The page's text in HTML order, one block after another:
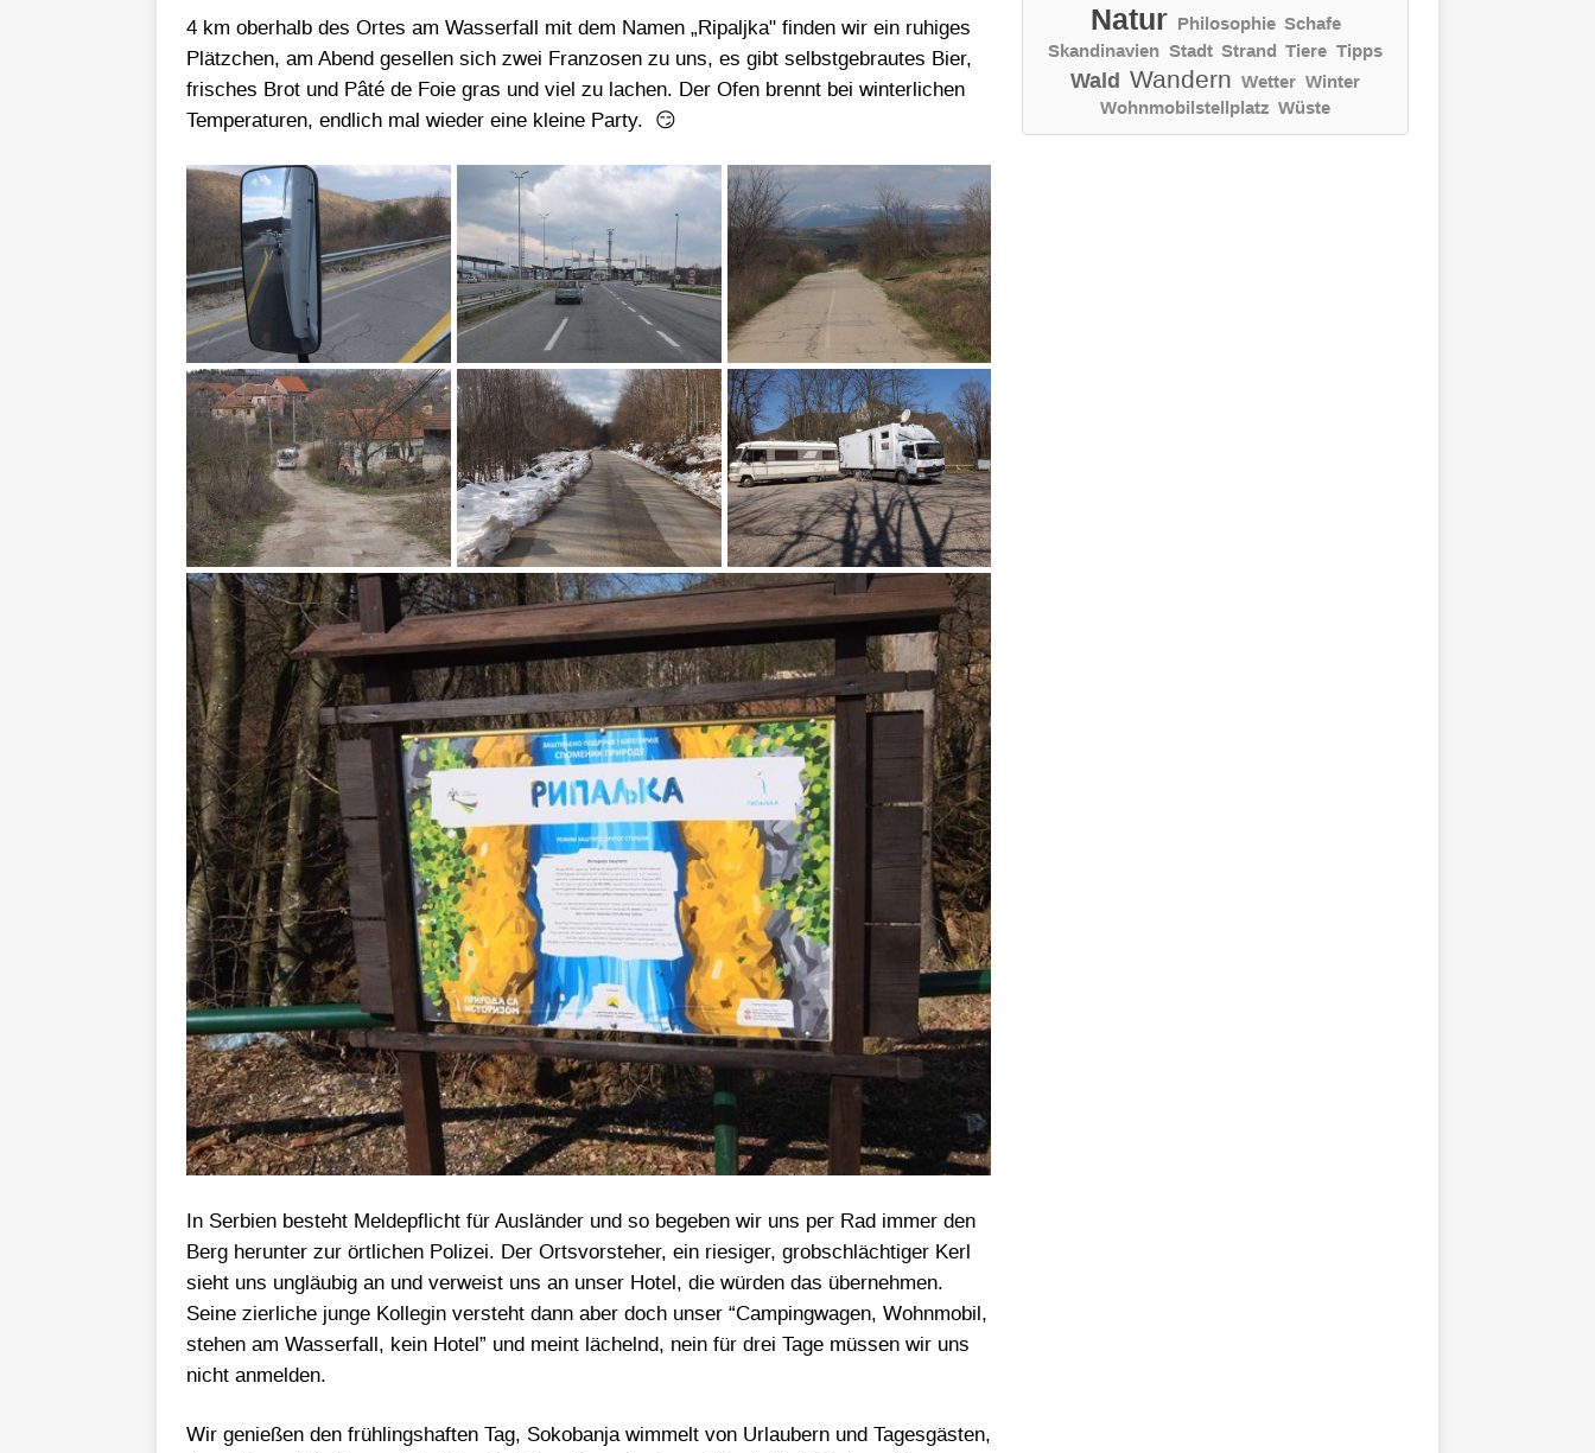
4 km oberhalb des Ortes am Wasserfall mit dem Namen „Ripaljka" finden wir ein ruhiges
Plätzchen, am Abend gesellen sich zwei Franzosen zu uns, es gibt selbstgebrautes Bier,
frisches Brot und Pâté de Foie gras und viel zu lachen. Der Ofen brennt bei winterlichen
Temperaturen, endlich mal wieder eine kleine Party. 😏
In Serbien besteht Meldepflicht für Ausländer und so begeben wir uns per Rad immer den
Berg herunter zur örtlichen Polizei. Der Ortsvorsteher, ein riesiger, grobschlächtiger Kerl
sieht uns ungläubig an und verweist uns an unser Hotel, die würden das übernehmen.
Seine zierliche junge Kollegin versteht dann aber doch unser “Campingwagen, Wohnmobil,
stehen am Wasserfall, kein Hotel” und meint lächelnd, nein für drei Tage müssen wir uns
nicht anmelden.
Wir genießen den frühlingshaften Tag, Sokobanja wimmelt von Urlaubern und Tagesgästen,
Natur Philosophie Schafe
Skandinavien Stadt Strand Tiere Tipps
Wald Wandern Wetter Winter
Wohnmobilstellplatz Wüste